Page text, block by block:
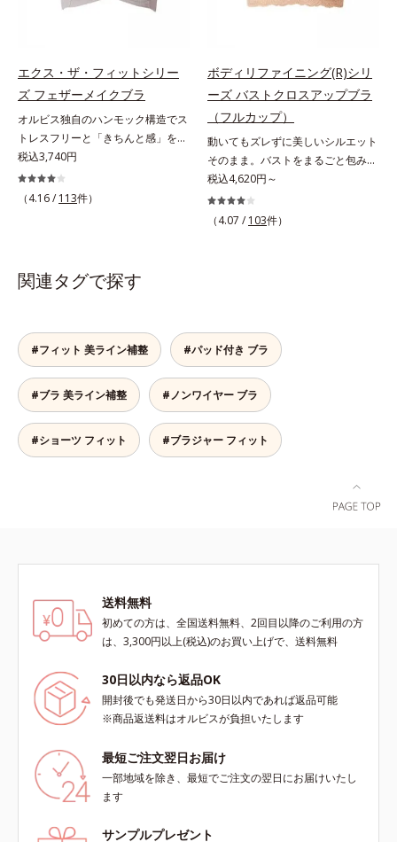
エクス・ザ・フィットシリー
ズ フェザーメイクブラ
オルビス独自のハンモック構造でス
トレスフリーと「きちんと感」を両
立。あなたに合わせて形が変わる！
「きちんとフリー」ブラ体の動きや
形に合わせて、包み込むように形が
胸カップ」「L字ワイヤー」「幅広
税込3,740円
（4.16 / 113件）
ボディリファイニング(R)シリ
ーズ バストクロスアップブラ
（フルカップ）
動いてもズレずに美しいシルエット
そのまま。バストをまるごと包みこ
み、上向きバストへ。体にフィット
して、ラクな着用感のノンワイヤー
タイプ。カップ下部分に、パワーネ
バストをしっかりホールド。脇がす
っきりしたメリハリのある上向きバ
ストをつくるから、上半身を一回り
ほっそり見せてくれます。※価格は
サイズによって異なります。
税込4,620円～
（4.07 / 103件）
関連タグで探す
#フィット 美ライン補整 #パッド付き ブラ
#ブラ 美ライン補整 #ノンワイヤー ブラ
#ショーツ フィット #ブラジャー フィット
送料無料
初めての方は、全国送料無料、2回目以降のご利用の方
は、3,300円以上(税込)のお買い上げで、送料無料
30日以内なら返品OK
開封後でも発送日から30日以内であれば返品可能
※商品返送料はオルビスが負担いたします
最短ご注文翌日お届け
一部地域を除き、最短でご注文の翌日にお届けいたし
ます
サンプルプレゼント